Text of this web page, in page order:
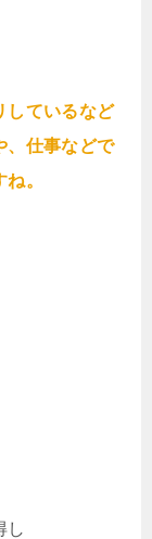
しているなど
、仕事などで
。
し